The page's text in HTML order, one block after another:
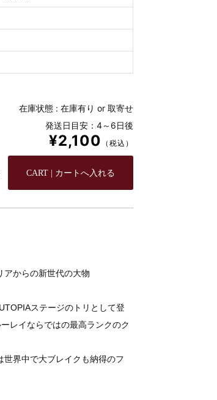
在庫状態 : 在庫有り or 取寄せ
発送日目安：4～6日後
¥2,100 （税込）
アからの新世代の大物
ステージのトリとして登
レイならではの最高ランクのク
界中で大ブレイクも納得のフ